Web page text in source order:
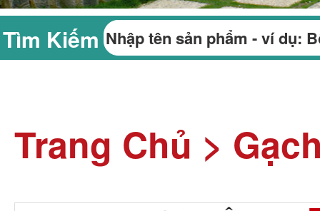
Tìm Kiếm
Trang Chủ >